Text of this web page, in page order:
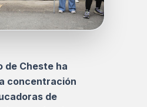
de Cheste ha
concentración
de